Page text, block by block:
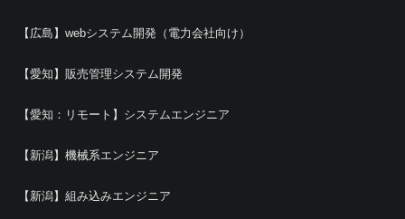
【広島】webシステム開発（電力会社向け）
【愛知】販売管理システム開発
【愛知：リモート】システムエンジニア
【新潟】機械系エンジニア
【新潟】組み込みエンジニア